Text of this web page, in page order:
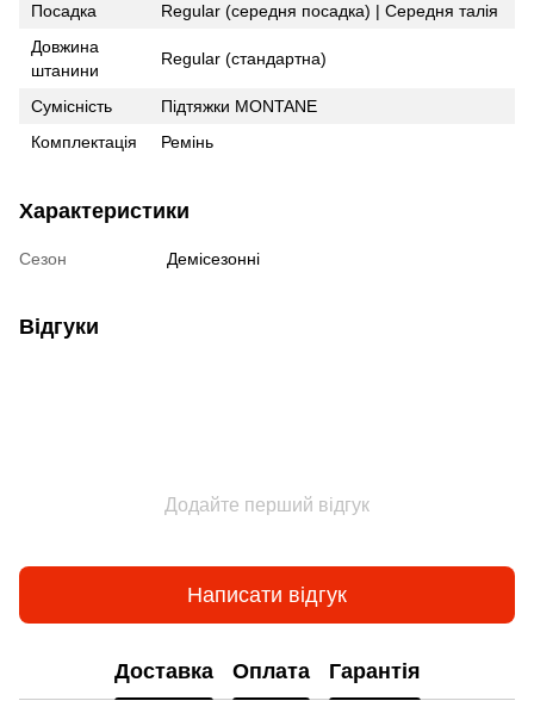
Посадка
Regular (середня посадка) | Середня талія
Довжина
штанини
Regular (стандартна)
Сумісність
Підтяжки MONTANE
Комплектація
Ремінь
Характеристики
Сезон Демісезонні
Відгуки
Додайте перший відгук
Написати відгук
Доставка Оплата Гарантія